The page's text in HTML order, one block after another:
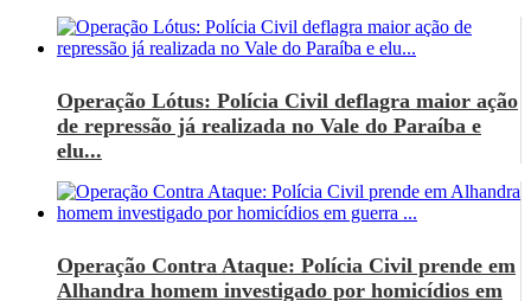
Operação Lótus: Polícia Civil deflagra maior ação
de repressão já realizada no Vale do Paraíba e
elu...
Operação Contra Ataque: Polícia Civil prende em
Alhandra homem investigado por homicídios em